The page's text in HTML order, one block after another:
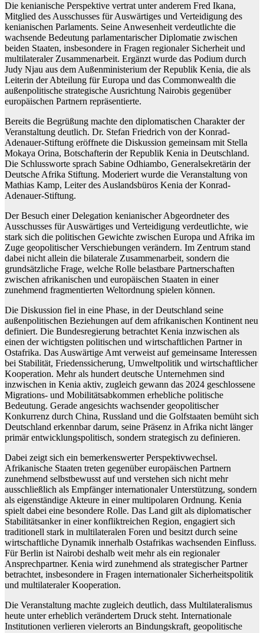
Die kenianische Perspektive vertrat unter anderem Fred Ikana,
Mitglied des Ausschusses für Auswärtiges und Verteidigung des
kenianischen Parlaments. Seine Anwesenheit verdeutlichte die
wachsende Bedeutung parlamentarischer Diplomatie zwischen
beiden Staaten, insbesondere in Fragen regionaler Sicherheit und
multilateraler Zusammenarbeit. Ergänzt wurde das Podium durch
Judy Njau aus dem Außenministerium der Republik Kenia, die als
Leiterin der Abteilung für Europa und das Commonwealth die
außenpolitische strategische Ausrichtung Nairobis gegenüber
europäischen Partnern repräsentierte.
Bereits die Begrüßung machte den diplomatischen Charakter der
Veranstaltung deutlich. Dr. Stefan Friedrich von der Konrad-
Adenauer-Stiftung eröffnete die Diskussion gemeinsam mit Stella
Mokaya Orina, Botschafterin der Republik Kenia in Deutschland.
Die Schlussworte sprach Sabine Odhiambo, Generalsekretärin der
Deutsche Afrika Stiftung. Moderiert wurde die Veranstaltung von
Mathias Kamp, Leiter des Auslandsbüros Kenia der Konrad-
Adenauer-Stiftung.
Der Besuch einer Delegation kenianischer Abgeordneter des
Ausschusses für Auswärtiges und Verteidigung verdeutlichte, wie
stark sich die politischen Gewichte zwischen Europa und Afrika im
Zuge geopolitischer Verschiebungen verändern. Im Zentrum stand
dabei nicht allein die bilaterale Zusammenarbeit, sondern die
grundsätzliche Frage, welche Rolle belastbare Partnerschaften
zwischen afrikanischen und europäischen Staaten in einer
zunehmend fragmentierten Weltordnung spielen können.
Die Diskussion fiel in eine Phase, in der Deutschland seine
außenpolitischen Beziehungen auf dem afrikanischen Kontinent neu
definiert. Die Bundesregierung betrachtet Kenia inzwischen als
einen der wichtigsten politischen und wirtschaftlichen Partner in
Ostafrika. Das Auswärtige Amt verweist auf gemeinsame Interessen
bei Stabilität, Friedenssicherung, Umweltpolitik und wirtschaftlicher
Kooperation. Mehr als hundert deutsche Unternehmen sind
inzwischen in Kenia aktiv, zugleich gewann das 2024 geschlossene
Migrations- und Mobilitätsabkommen erhebliche politische
Bedeutung. Gerade angesichts wachsender geopolitischer
Konkurrenz durch China, Russland und die Golfstaaten bemüht sich
Deutschland erkennbar darum, seine Präsenz in Afrika nicht länger
primär entwicklungspolitisch, sondern strategisch zu definieren.
Dabei zeigt sich ein bemerkenswerter Perspektivwechsel.
Afrikanische Staaten treten gegenüber europäischen Partnern
zunehmend selbstbewusst auf und verstehen sich nicht mehr
ausschließlich als Empfänger internationaler Unterstützung, sondern
als eigenständige Akteure in einer multipolaren Ordnung. Kenia
spielt dabei eine besondere Rolle. Das Land gilt als diplomatischer
Stabilitätsanker in einer konfliktreichen Region, engagiert sich
traditionell stark in multilateralen Foren und besitzt durch seine
wirtschaftliche Dynamik innerhalb Ostafrikas wachsenden Einfluss.
Für Berlin ist Nairobi deshalb weit mehr als ein regionaler
Ansprechpartner. Kenia wird zunehmend als strategischer Partner
betrachtet, insbesondere in Fragen internationaler Sicherheitspolitik
und multilateraler Kooperation.
Die Veranstaltung machte zugleich deutlich, dass Multilateralismus
heute unter erheblich verändertem Druck steht. Internationale
Institutionen verlieren vielerorts an Bindungskraft, geopolitische